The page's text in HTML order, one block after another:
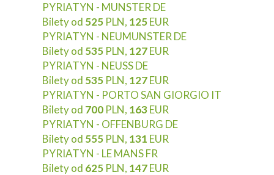
PYRIATYN - MUNSTER DE
Bilety od 525 PLN, 125EUR
PYRIATYN - NEUMUNSTER DE
Bilety od 535 PLN, 127EUR
PYRIATYN - NEUSS DE
Bilety od 535 PLN, 127EUR
PYRIATYN - PORTO SAN GIORGIO IT
Bilety od 700 PLN, 163EUR
PYRIATYN - OFFENBURG DE
Bilety od 555 PLN, 131 EUR
PYRIATYN - LE MANS FR
Bilety od 625 PLN, 147EUR